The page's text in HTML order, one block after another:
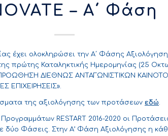
– Α΄ Φάση
έχει ολοκληρώσει την A΄ Φάσης
πρώτης Καταληκτικής Ημερομηνίας (25
ΔΙΕΘΝΩΣ ΑΝΤΑΓΩΝΙΣΤΙΚΩΝ
ΕΠΙΧΕΙΡΗΣΕΙΣ».
της αξιολόγησης των προτάσεων εδώ.
RESTART 2016-2020 οι
δύο Φάσεις. Στην Α’ Φάση Αξιολόγησης η